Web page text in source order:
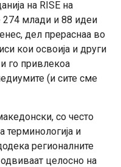
на RISE на
млади и 88 идеи
дел прераснаа во
кои освоија и други
го привлекоа
(и сите сме
со често
терминологија и
регионалните
целосно на